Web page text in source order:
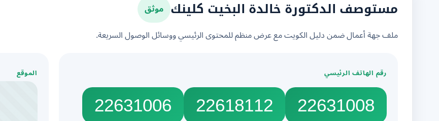
مستوصف الدكتورة خالدة البخيت كلينك موثق
ملف جهة أعمال ضمن دليل الكويت مع عرض منظم للمحتوى الرئيسي ووسائل الوصول السريعة.
رقم الهاتف الرئيسي
22631008
22618112
22631006
الموقع